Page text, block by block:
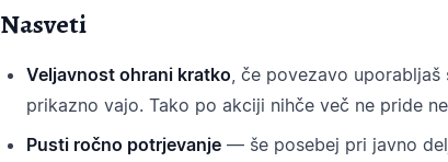
Nasveti
Veljavnost ohrani kratko, če povezavo
prikazno vajo. Tako po akciji nihče več ne pride
Pusti ročno potrjevanje — še posebej pri javno